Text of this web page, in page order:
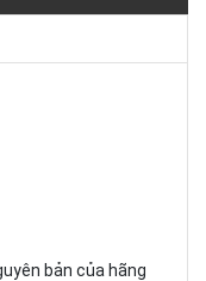
bản của hãng